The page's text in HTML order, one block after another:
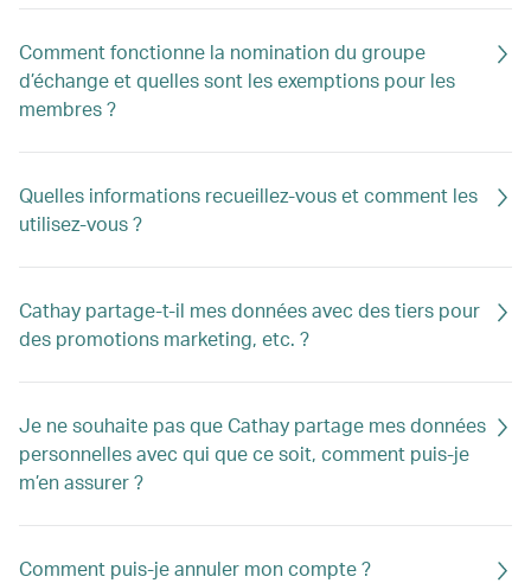
Comment fonctionne la nomination du groupe
d’échange et quelles sont les exemptions pour les
membres ?
Quelles informations recueillez-vous et comment les
utilisez-vous ?
Cathay partage-t-il mes données avec des tiers pour
des promotions marketing, etc. ?
Je ne souhaite pas que Cathay partage mes données
personnelles avec qui que ce soit, comment puis-je
m’en assurer ?
Comment puis-je annuler mon compte ?